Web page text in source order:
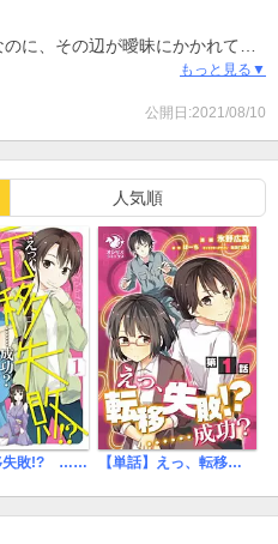
に、その辺が曖昧にかかれてい
もっと見る▼
公開日:2021/08/10
人気順
えっ、転移失敗!? ……成功？ 【単話】えっ、転移失敗！？ ……成功？